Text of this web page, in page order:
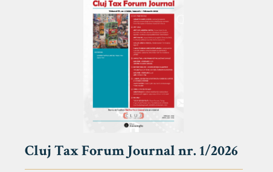
Cluj Tax Forum Journal nr. 1/2026